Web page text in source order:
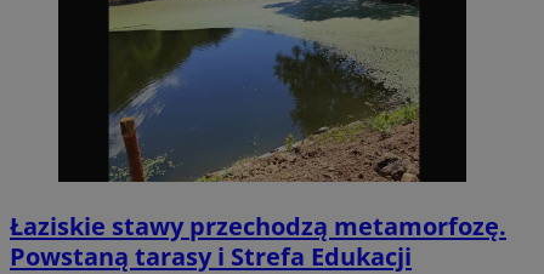
Łaziskie stawy przechodzą metamorfozę.
Powstaną tarasy i Strefa Edukacji